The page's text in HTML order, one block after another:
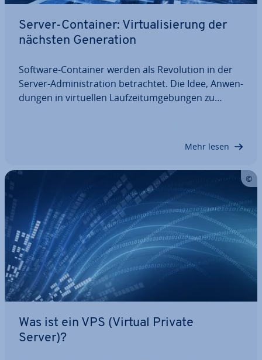
Server-Container: Vir­tua­li­sie­rung der
nächsten Ge­ne­ra­ti­on
Software-Container werden als Re­vo­lu­ti­on in der
Server-Ad­mi­nis­tra­ti­on be­trach­tet. Die Idee, An­wen­
dun­gen in vir­tu­el­len Lauf­zeit­um­ge­bun­gen zu
Mehr lesen
Was ist ein VPS (Virtual Private
Server)?